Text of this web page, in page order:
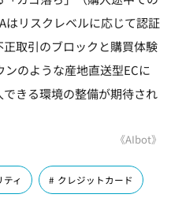
はリスクレベルに応じて認証
取引のブロックと購買体験
のような産地直送型ECに
きる環境の整備が期待され
《AIbot》
ィ クレジットカード